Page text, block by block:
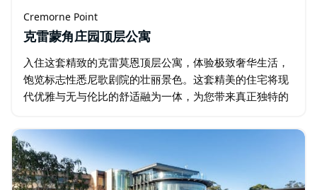
Cremorne Point
克雷蒙角庄园顶层公寓
入住这套精致的克雷莫恩顶层公寓，体验极致奢华生活，
饱览标志性悉尼歌剧院的壮丽景色。这套精美的住宅将现
代优雅与无与伦比的舒适融为一体，为您带来真正独特的